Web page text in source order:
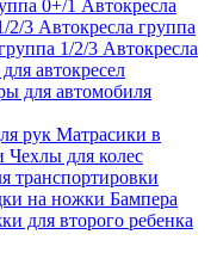
0+/1 Автокресла
2/3 Автокресла группа
1/2/3 Автокресла
автокресел
для автомобиля
рук Матрасики в
Чехлы для колес
транспортировки
на ножки Бампера
для второго ребенка